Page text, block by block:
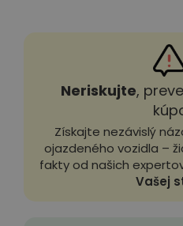
Neriskujte,
Získajte nezávislý
ojazdeného vozidla –
fakty od našich
Vašej